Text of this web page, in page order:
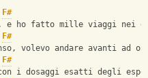
F#
e ho fatto mille viaggi nei
F#
volevo andare avanti ad
F#
i dosaggi esatti degli